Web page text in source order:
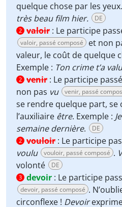
quelque chose par les
très beau film hier.
DE
2 valoir : Le participe
valoir, passé composé et non
valeur, le coût de quelque
Exemple : Ton crime t’a
2 venir : Le participe
non pas vu venir, passé
se rendre quelque part, se
l’auxiliaire être. Exemple :
semaine dernière. DE
2 vouloir : Le participe
voulu
vouloir, passé composé .
volonté
DE
3 devoir : Le participe
devoir, passé composé .
circonflexe ! Devoir